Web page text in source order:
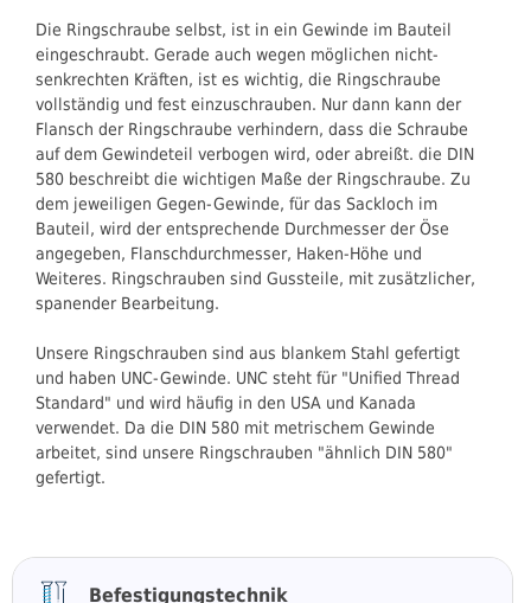
Befestigungstechnik
Die Ringschraube selbst, ist in ein Gewinde im Bauteil
eingeschraubt. Gerade auch wegen möglichen nicht-
senkrechten Kräften, ist es wichtig, die Ringschraube
vollständig und fest einzuschrauben. Nur dann kann der
Flansch der Ringschraube verhindern, dass die Schraube
auf dem Gewindeteil verbogen wird, oder abreißt. die DIN
580 beschreibt die wichtigen Maße der Ringschraube. Zu
dem jeweiligen Gegen-Gewinde, für das Sackloch im
Bauteil, wird der entsprechende Durchmesser der Öse
angegeben, Flanschdurchmesser, Haken-Höhe und
Weiteres. Ringschrauben sind Gussteile, mit zusätzlicher,
spanender Bearbeitung.
Unsere Ringschrauben sind aus blankem Stahl gefertigt
und haben UNC-Gewinde. UNC steht für "Unified Thread
Standard" und wird häufig in den USA und Kanada
verwendet. Da die DIN 580 mit metrischem Gewinde
arbeitet, sind unsere Ringschrauben "ähnlich DIN 580"
gefertigt.